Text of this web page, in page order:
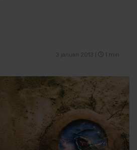
3 januari 2013 1 min